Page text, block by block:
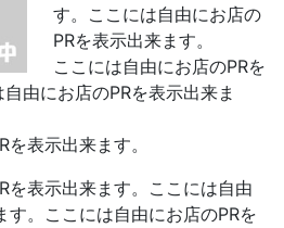
す。ここには自由にお店の
PRを表示出来ます。
ここには自由にお店のPRを
由にお店のPRを表示出来ま
表示出来ます。
を表示出来ます。ここには自由
す。ここには自由にお店のPRを